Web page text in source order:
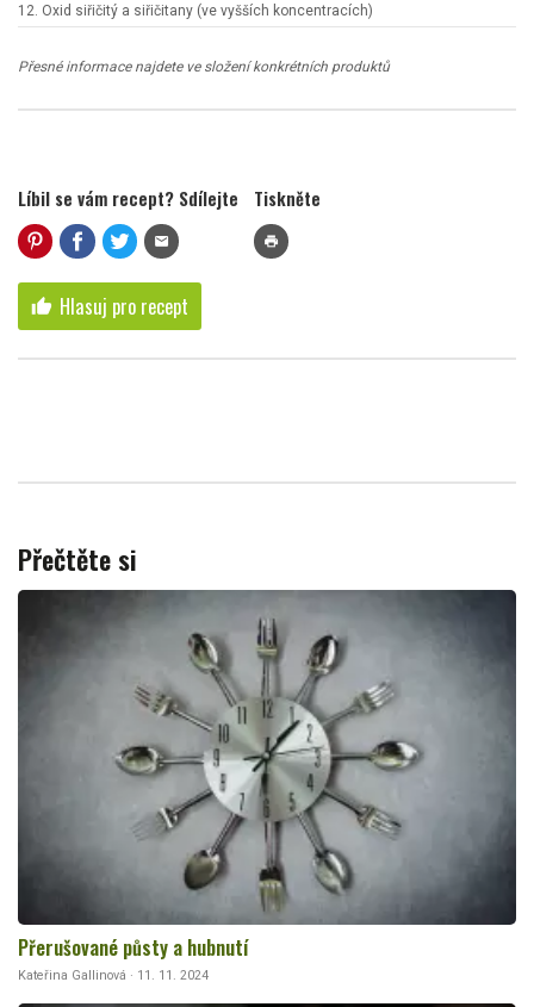
12. Oxid siřičitý a siřičitany (ve vyšších koncentracích)
Přesné informace najdete ve složení konkrétních produktů
Líbil se vám recept? Sdílejte
mail
Tiskněte
print
thumb_up Hlasuj pro recept
Přečtěte si
Přerušované půsty a hubnutí
Kateřina Gallinová · 11. 11. 2024